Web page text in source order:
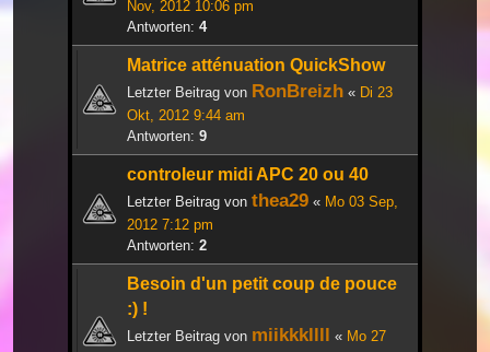
Nov, 2012 10:06 pm
Antworten: 4
Matrice atténuation QuickShow
Letzter Beitrag von RonBreizh « Di 23
Okt, 2012 9:44 am
Antworten: 9
controleur midi APC 20 ou 40
Letzter Beitrag von thea29 « Mo 03 Sep,
2012 7:12 pm
Antworten: 2
Besoin d'un petit coup de pouce
:) !
Letzter Beitrag von miikkkllll « Mo 27